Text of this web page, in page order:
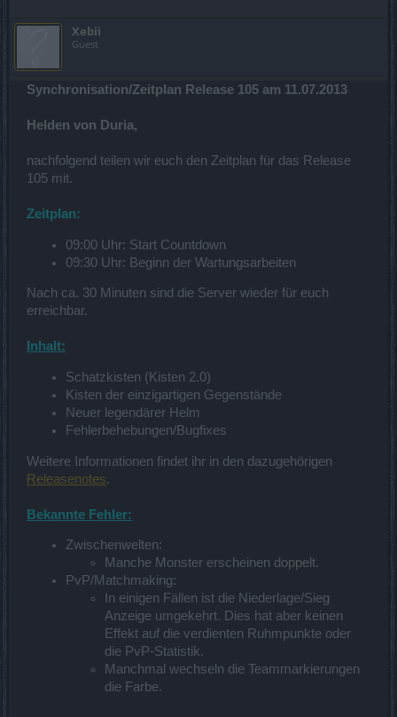
Xebii
Guest
Synchronisation/Zeitplan Release 105 am 11.07.2013
Helden von Duria,
nachfolgend teilen wir euch den Zeitplan für das Release
105 mit.
Zeitplan:
09:00 Uhr: Start Countdown
09:30 Uhr: Beginn der Wartungsarbeiten
Nach ca. 30 Minuten sind die Server wieder für euch
erreichbar.
Inhalt:
Schatzkisten (Kisten 2.0)
Kisten der einzigartigen Gegenstände
Neuer legendärer Helm
Fehlerbehebungen/Bugfixes
Weitere Informationen findet ihr in den dazugehörigen
Releasenotes.
Bekannte Fehler:
Zwischenwelten:
Manche Monster erscheinen doppelt.
PvP/Matchmaking:
In einigen Fällen ist die Niederlage/Sieg
Anzeige umgekehrt. Dies hat aber keinen
Effekt auf die verdienten Ruhmpunkte oder
die PvP-Statistik.
Manchmal wechseln die Teammarkierungen
die Farbe.